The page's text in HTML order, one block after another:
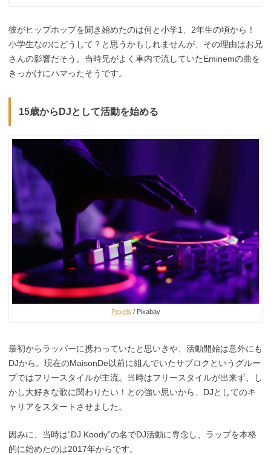
彼がヒップホップを聞き始めたのは何と小学1、2年生の頃から！
小学生なのにどうして？と思うかもしれませんが、その理由はお兄
さんの影響だそう。当時兄がよく車内で流していたEminemの曲を
きっかけにハマったそうです。
15歳からDJとして活動を始める
Pexels / Pixabay
最初からラッパーに携わっていたと思いきや、活動開始は意外にも
DJから。現在のMaisonDe以前に組んでいたサブロクというグルー
プではフリースタイルが主流。当時はフリースタイルが出来ず、し
かし大好きな歌に関わりたい！との強い思いから、DJとしてのキ
ャリアをスタートさせました。
因みに、当時は“DJ Koody”の名でDJ活動に専念し、ラップを本格
的に始めたのは2017年からです。